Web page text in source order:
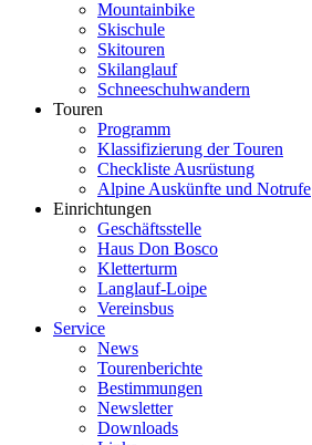
Mountainbike
Skischule
Skitouren
Skilanglauf
Schneeschuhwandern
Touren
Programm
Klassifizierung der Touren
Checkliste Ausrüstung
Alpine Auskünfte und Notrufe
Einrichtungen
Geschäftsstelle
Haus Don Bosco
Kletterturm
Langlauf-Loipe
Vereinsbus
Service
News
Tourenberichte
Bestimmungen
Newsletter
Downloads